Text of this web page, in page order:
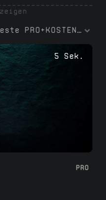
Software,
Wählen Sie
Sie Text und
in 1080p mit
oder grünem
herunter.
PRO+KOSTENLOS
5 Sek.
PRO